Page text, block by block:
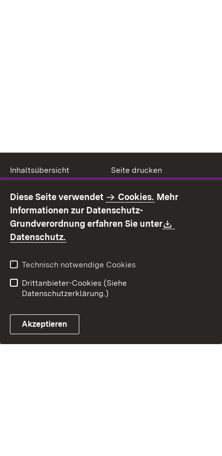
Inhaltsübersicht
Seite drucken
Benutzungshinweise
Erklärung zur
Barrierefreiheit
Kontakt
Fehlerhaften Link melden
Diese Seite verwendet Cookies. Mehr
Informationen zur Datenschutz-
Grundverordnung erfahren Sie unter
Datenschutz.
Technisch notwendige Cookies
Drittanbieter-Cookies (Siehe
Datenschutzerklärung.)
Akzeptieren